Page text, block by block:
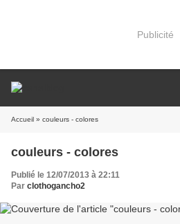
Publicité
Accueil » couleurs - colores
couleurs - colores
Publié le 12/07/2013 à 22:11
Par clothogancho2